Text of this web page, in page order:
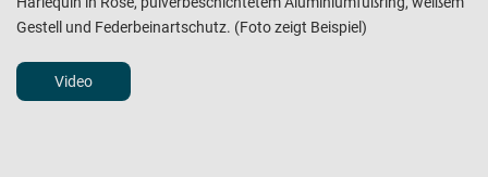
Gestell und Federbeinartschutz. (Foto zeigt Beispiel)
Video